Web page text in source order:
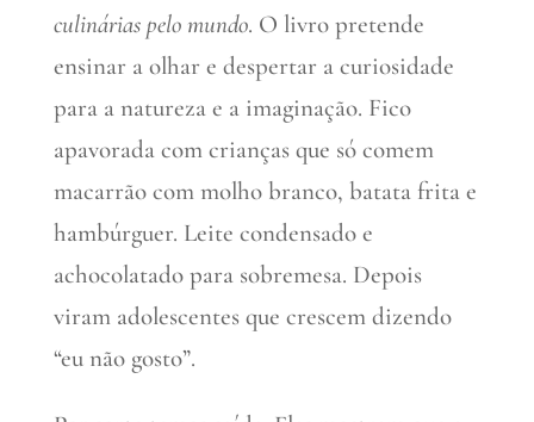
culinárias pelo mundo. O livro pretende
ensinar a olhar e despertar a curiosidade
para a natureza e a imaginação. Fico
apavorada com crianças que só comem
macarrão com molho branco, batata frita e
hambúrguer. Leite condensado e
achocolatado para sobremesa. Depois
viram adolescentes que crescem dizendo
“eu não gosto”.